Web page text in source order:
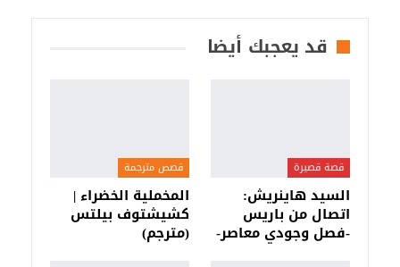
قد يعجبك أيضا
قصة قصيرة
السيد هاينريش:
اتصال من باريس
-فصل وجودي معاصر-
قصص مترجمة
المخملية الخضراء |
كشيشتوف بيلتس
(مترجم)